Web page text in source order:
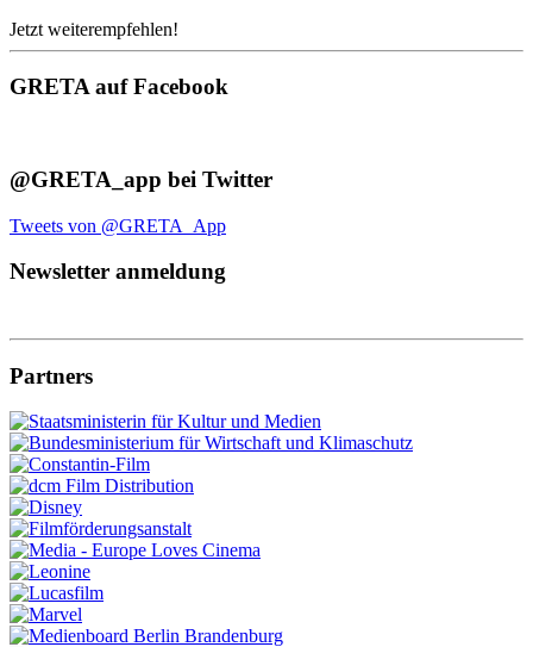
Jetzt weiterempfehlen!
GRETA auf Facebook
@GRETA_app bei Twitter
Tweets von @GRETA_App
Newsletter anmeldung
Partners